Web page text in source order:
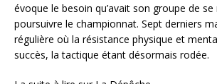
évoque le besoin qu’avait son groupe de
poursuivre le championnat. Sept derniers
régulière où la résistance physique et
succès, la tactique étant désormais rodée.